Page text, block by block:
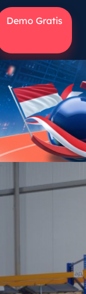
Demo Gratis